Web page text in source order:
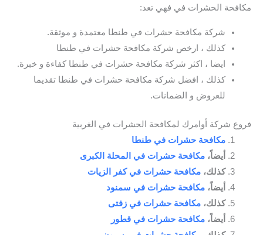
مكافحة الحشرات في فهي تعد:
شركة مكافحة حشرات في طنطا معتمدة و موثقة.
كذلك ، ارخص شركة مكافحة حشرات في طنطا
ايضا ، اكثر شركة مكافحة حشرات في طنطا كفاءة و خبرة.
كذلك ، افضل شركة مكافحة حشرات في طنطا تقديما
للعروض و الضمانات.
فروع شركة أوامرك لمكافحة الحشرات في الغربية
مكافحة حشرات في طنطا
أيضاً، مكافحة حشرات في المحلة الكبرى
كذلك، مكافحة حشرات في كفر الزيات
أيضاً، مكافحة حشرات في سمنود
كذلك، مكافحة حشرات في زفتى
أيضاً، مكافحة حشرات في قطور